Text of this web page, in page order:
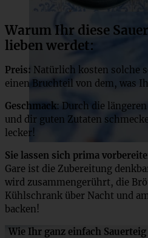
Warum Ihr diese
lieben werdet:
Preis: Natürlich kosten solche
einen Bruchteil von dem, was
Geschmack: Durch die
und dir guten Zutaten
lecker!
Sie lassen sich prima
Gare ist die Zubereitung
wird zusammengerührt, die
Kühlschrank über Nacht und
backen!
Wie Ihr ganz einfach